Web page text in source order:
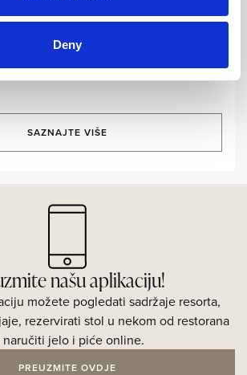
Deny
Sunca s ponosom objavljuju kako
održivosti koju dodjeljuje grupacija
the World.
SAZNAJTE VIŠE
našu aplikaciju!
možete pogledati sadržaje resorta,
rezervirati stol u nekom od restorana
naručiti jelo i piće online.
PREUZMITE OVDJE